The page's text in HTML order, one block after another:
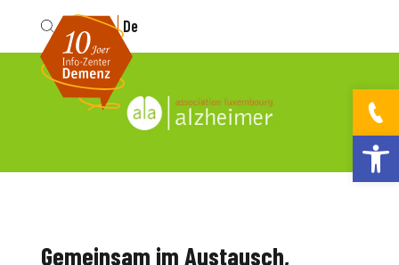
Fr De
Gemeinsam im Austausch,